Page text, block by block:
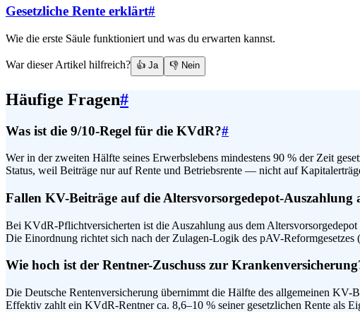
Gesetzliche Rente erklärt#
Wie die erste Säule funktioniert und was du erwarten kannst.
War dieser Artikel hilfreich? 👍 Ja 👎 Nein
Häufige Fragen#
Was ist die 9/10-Regel für die KVdR?#
Wer in der zweiten Hälfte seines Erwerbslebens mindestens 90 % der Zeit
Status, weil Beiträge nur auf Rente und Betriebsrente — nicht auf
Fallen KV-Beiträge auf die Altersvorsorgedepot-Auszahlung
Bei KVdR-Pflichtversicherten ist die Auszahlung aus dem
Die Einordnung richtet sich nach der Zulagen-Logik des pAV-Reformgesetzes
Wie hoch ist der Rentner-Zuschuss zur
Die Deutsche Rentenversicherung übernimmt die Hälfte des allgemeinen KV-
Effektiv zahlt ein KVdR-Rentner ca. 8,6–10 % seiner gesetzlichen Rente als